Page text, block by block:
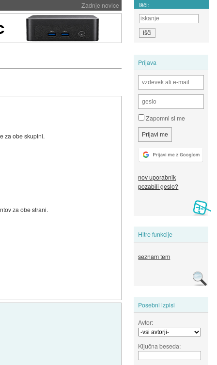
Zadnje novice Išči:
Prijava
Zapomni si me
nov uporabnik
pozabili geslo?
Hitre funkcije
seznam tem
Posebni izpisi
Avtor:
Ključna beseda:
za obe skupini.
za obe strani.